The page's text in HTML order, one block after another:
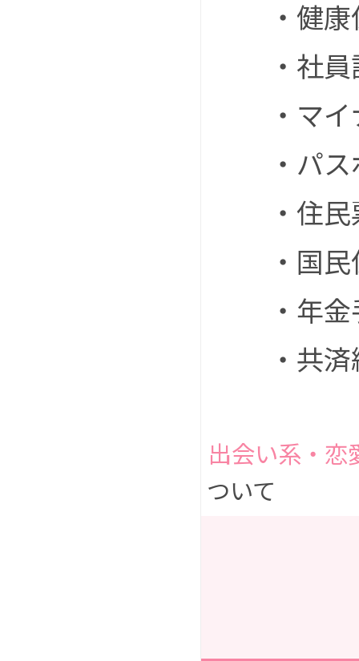
・健
・社
・マ
・パ
・住
・国
・年
・共
出会い系・恋
ついて